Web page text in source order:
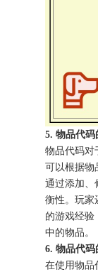
5. 物品代码
物品代码对
可以根据物
通过添加、
衡性。玩家
的游戏经验
中的物品。
6. 物品代码
在使用物品